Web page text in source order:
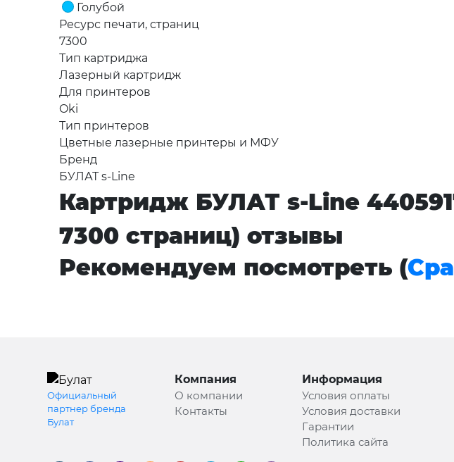
Голубой
Ресурс печати, страниц
7300
Тип картриджа
Лазерный картридж
Для принтеров
Oki
Тип принтеров
Цветные лазерные принтеры и МФУ
Бренд
БУЛАТ s-Line
Картридж БУЛАТ s-Line
7300 страниц) отзывы
Рекомендуем посмотреть (
Официальный
партнер бренда
Булат
Компания
О компании
Контакты
Информация
Условия оплаты
Условия доставки
Гарантии
Политика сайта